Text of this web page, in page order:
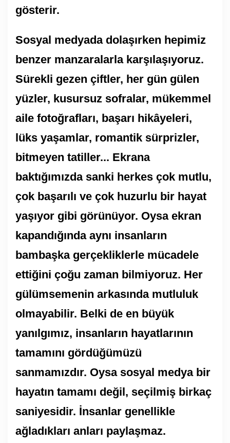
gösterir.
Sosyal medyada dolaşırken hepimiz
benzer manzaralarla karşılaşıyoruz.
Sürekli gezen çiftler, her gün gülen
yüzler, kusursuz sofralar, mükemmel
aile fotoğrafları, başarı hikâyeleri,
lüks yaşamlar, romantik sürprizler,
bitmeyen tatiller... Ekrana
baktığımızda sanki herkes çok mutlu,
çok başarılı ve çok huzurlu bir hayat
yaşıyor gibi görünüyor. Oysa ekran
kapandığında aynı insanların
bambaşka gerçekliklerle mücadele
ettiğini çoğu zaman bilmiyoruz. Her
gülümsemenin arkasında mutluluk
olmayabilir. Belki de en büyük
yanılgımız, insanların hayatlarının
tamamını gördüğümüzü
sanmamızdır. Oysa sosyal medya bir
hayatın tamamı değil, seçilmiş birkaç
saniyesidir. İnsanlar genellikle
ağladıkları anları paylaşmaz.